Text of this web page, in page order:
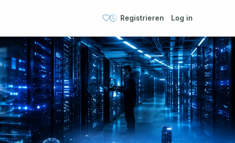
Registrieren Log in